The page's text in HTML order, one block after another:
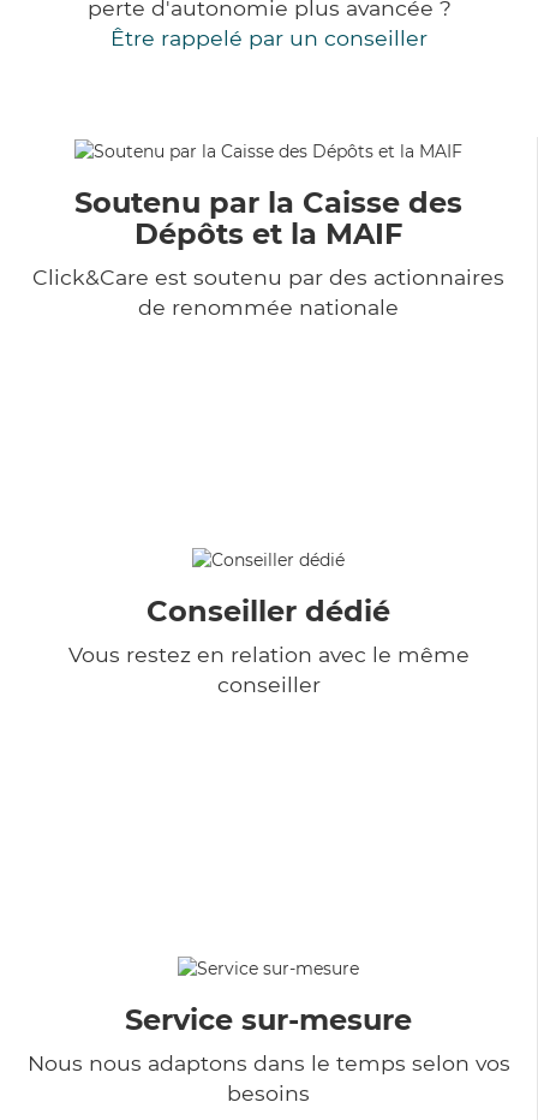
perte d'autonomie plus avancée ?
Être rappelé par un conseiller
Soutenu par la Caisse des
Dépôts et la MAIF
Click&Care est soutenu par des actionnaires
de renommée nationale
Conseiller dédié
Vous restez en relation avec le même
conseiller
Service sur-mesure
Nous nous adaptons dans le temps selon vos
besoins